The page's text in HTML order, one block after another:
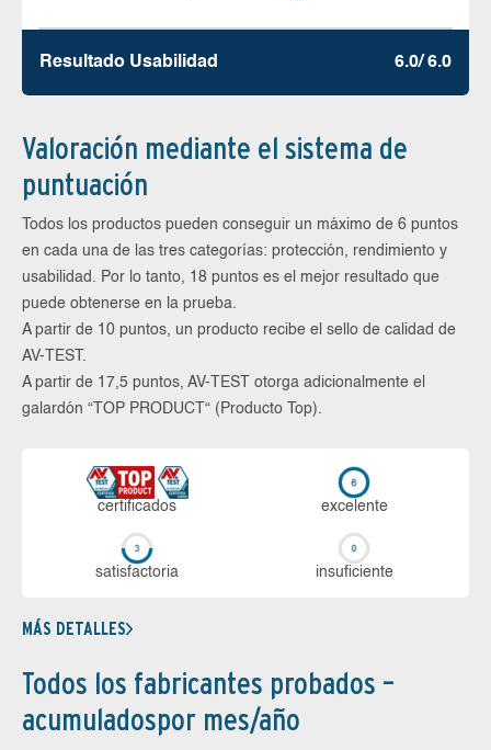
Resultado Usabilidad 6.0/ 6.0
Valoración mediante el sistema de
puntuación
Todos los productos pueden conseguir un máximo de 6 puntos
en cada una de las tres categorías: protección, rendimiento y
usabilidad. Por lo tanto, 18 puntos es el mejor resultado que
puede obtenerse en la prueba.
A partir de 10 puntos, un producto recibe el sello de calidad de
AV-TEST.
A partir de 17,5 puntos, AV-TEST otorga adicionalmente el
galardón “TOP PRODUCT“ (Producto Top).
certi­ficados ex­ce­len­te
sa­tis­fac­to­ria in­su­fi­cien­te
MÁS DETALLES
Todos los fabricantes probados –
acumuladospor mes/año